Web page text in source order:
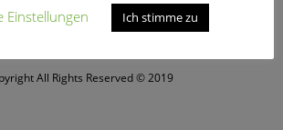
All Rights Reserved © 2019
Einstellungen
Ich stimme zu